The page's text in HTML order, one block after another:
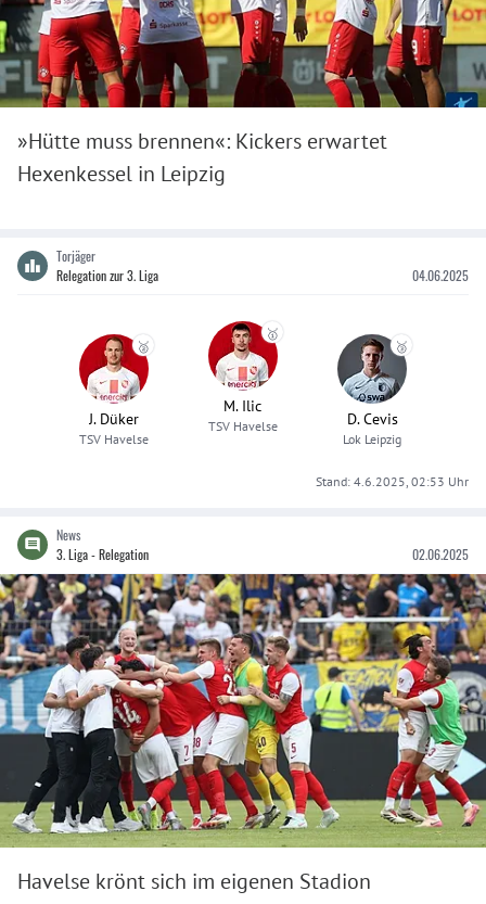
»Hütte muss brennen«: Kickers erwartet
Hexenkessel in Leipzig
Torjäger
Relegation zur 3. Liga
04.06.2025
🥈
J. Düker
TSV Havelse
🥇
M. Ilic
TSV Havelse
🥉
D. Cevis
Lok Leipzig
Stand: 4.6.2025, 02:53 Uhr
News
3. Liga - Relegation
02.06.2025
Havelse krönt sich im eigenen Stadion